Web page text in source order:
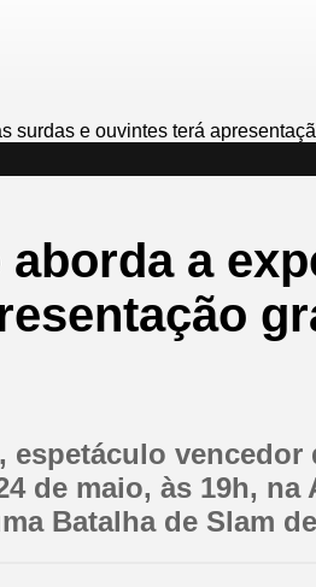
a
de maio, às 19h,
Batalha de Slam